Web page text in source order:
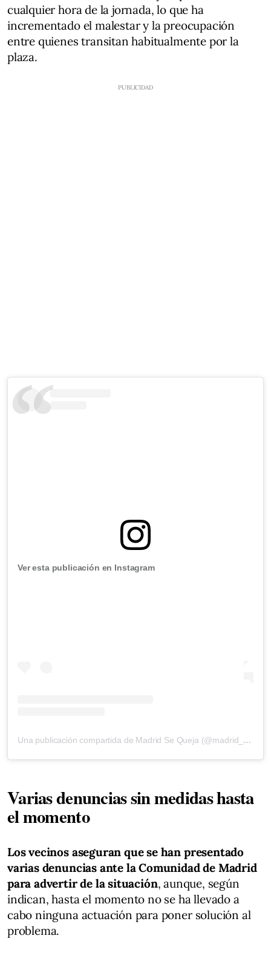
cualquier hora de la jornada, lo que ha
incrementado el malestar y la preocupación
entre quienes transitan habitualmente por la
plaza.
Ver esta publicación en Instagram
Una publicación compartida de Madrid Se Queja (@madrid_sequeja)
Varias denuncias sin medidas hasta
el momento
Los vecinos aseguran que se han presentado
varias denuncias ante la Comunidad de Madrid
para advertir de la situación, aunque, según
indican, hasta el momento no se ha llevado a
cabo ninguna actuación para poner solución al
problema.